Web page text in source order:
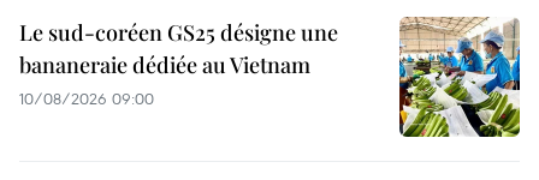
Le sud-coréen GS25 désigne une
bananeraie dédiée au Vietnam
10/08/2026 09:00